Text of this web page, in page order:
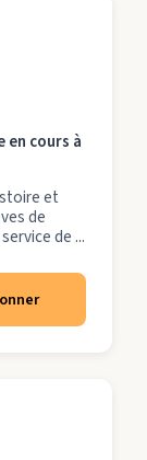
en cours à
et
de
de ...